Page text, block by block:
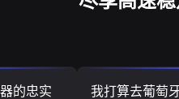
的忠实
我打算去葡萄